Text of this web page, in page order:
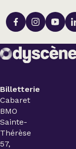
Billetterie
Cabaret
BMO
Sainte-
Thérèse
57,